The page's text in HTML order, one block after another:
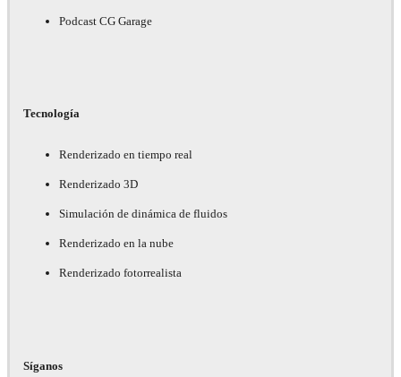
Podcast CG Garage
Tecnología
Renderizado en tiempo real
Renderizado 3D
Simulación de dinámica de fluidos
Renderizado en la nube
Renderizado fotorrealista
Síganos